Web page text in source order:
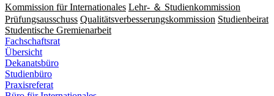
Kommission für Internationales Lehr- ＆ Studienkommission
Prüfungsausschuss Qualitätsverbesserungskommission Studienbeirat
Studentische Gremienarbeit
Fachschaftsrat
Übersicht
Dekanatsbüro
Studienbüro
Praxisreferat